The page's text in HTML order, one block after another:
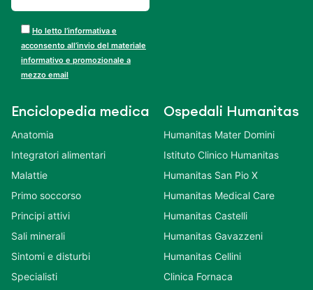
Ho letto l’informativa e
acconsento all’invio del materiale
informativo e promozionale a
mezzo email
Enciclopedia medica
Anatomia
Integratori alimentari
Malattie
Primo soccorso
Principi attivi
Sali minerali
Sintomi e disturbi
Specialisti
Ospedali Humanitas
Humanitas Mater Domini
Istituto Clinico Humanitas
Humanitas San Pio X
Humanitas Medical Care
Humanitas Castelli
Humanitas Gavazzeni
Humanitas Cellini
Clinica Fornaca